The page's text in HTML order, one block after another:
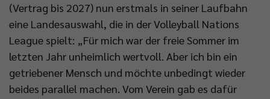
(Vertrag bis 2027) nun erstmals in seiner Laufbahn
eine Landesauswahl, die in der Volleyball Nations
League spielt: „Für mich war der freie Sommer im
letzten Jahr unheimlich wertvoll. Aber ich bin ein
getriebener Mensch und möchte unbedingt wieder
beides parallel machen. Vom Verein gab es dafür